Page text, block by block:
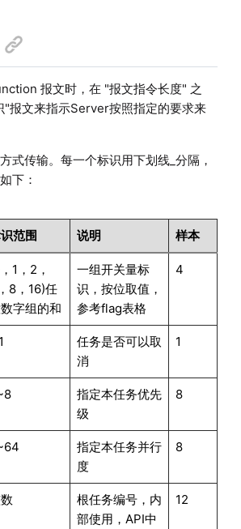
报文时，在 "报文指令长度" 之
"报文来指示Server按照指定的要求来
式传输。每一个标识用下划线_分隔，
下：
范围 说明 样本
1，2，
8，16)任
字组的和
一组开关量标
识，按位取值，
参考flag表格
4
任务是否可以取
消
1
指定本任务优先
级
8
指定本任务并行
度
8
根任务编号，内
部使用，API中
12